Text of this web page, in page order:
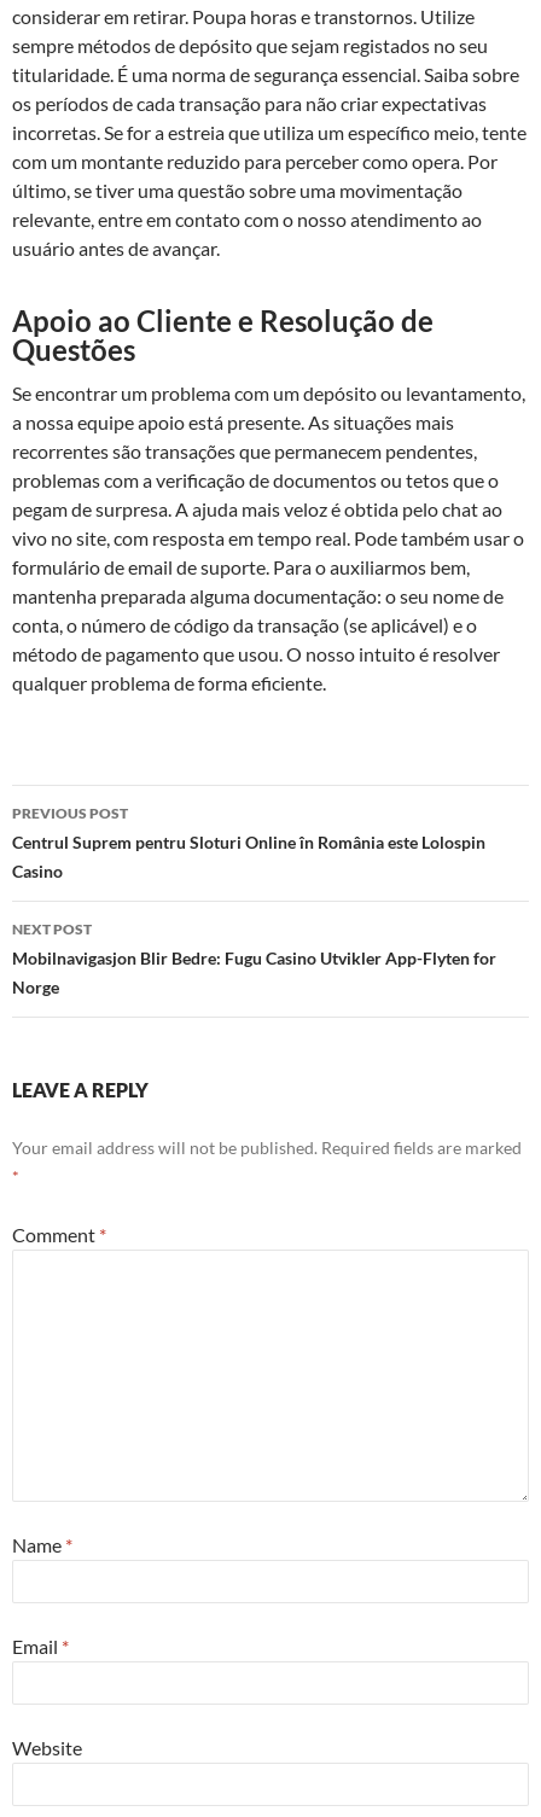
considerar em retirar. Poupa horas e transtornos. Utilize
sempre métodos de depósito que sejam registados no seu
titularidade. É uma norma de segurança essencial. Saiba sobre
os períodos de cada transação para não criar expectativas
incorretas. Se for a estreia que utiliza um específico meio, tente
com um montante reduzido para perceber como opera. Por
último, se tiver uma questão sobre uma movimentação
relevante, entre em contato com o nosso atendimento ao
usuário antes de avançar.
Apoio ao Cliente e Resolução de
Questões
Se encontrar um problema com um depósito ou levantamento,
a nossa equipe apoio está presente. As situações mais
recorrentes são transações que permanecem pendentes,
problemas com a verificação de documentos ou tetos que o
pegam de surpresa. A ajuda mais veloz é obtida pelo chat ao
vivo no site, com resposta em tempo real. Pode também usar o
formulário de email de suporte. Para o auxiliarmos bem,
mantenha preparada alguma documentação: o seu nome de
conta, o número de código da transação (se aplicável) e o
método de pagamento que usou. O nosso intuito é resolver
qualquer problema de forma eficiente.
Post
navigation
PREVIOUS POST
Centrul Suprem pentru Sloturi Online în România este Lolospin
Casino
NEXT POST
Mobilnavigasjon Blir Bedre: Fugu Casino Utvikler App-Flyten for
Norge
LEAVE A REPLY
Your email address will not be published. Required fields are marked
*
Comment *
Name *
Email *
Website